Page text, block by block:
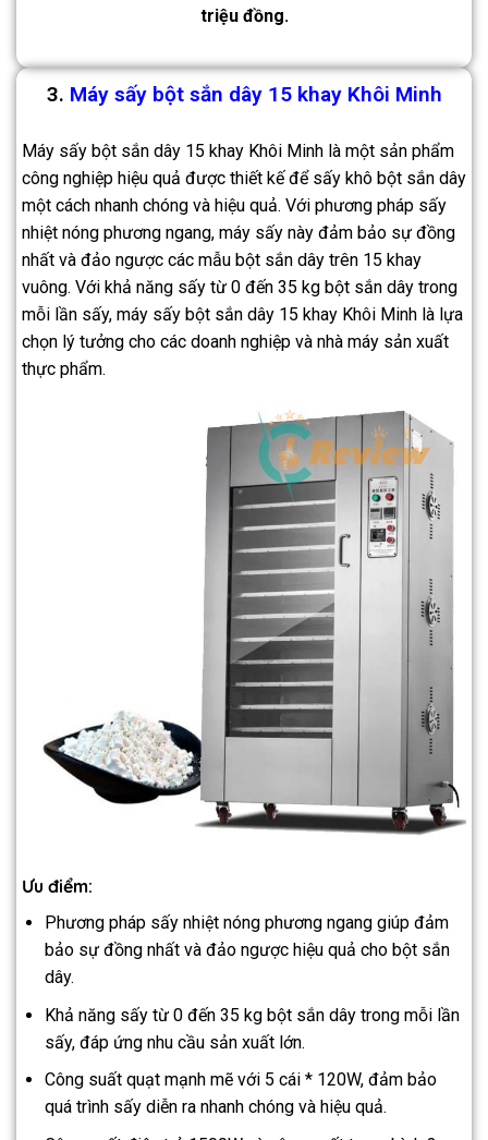
triệu đồng.
3. Máy sấy bột sắn dây 15 khay Khôi Minh
Máy sấy bột sắn dây 15 khay Khôi Minh là một sản phẩm
công nghiệp hiệu quả được thiết kế để sấy khô bột sắn dây
một cách nhanh chóng và hiệu quả. Với phương pháp sấy
nhiệt nóng phương ngang, máy sấy này đảm bảo sự đồng
nhất và đảo ngược các mẫu bột sắn dây trên 15 khay
vuông. Với khả năng sấy từ 0 đến 35 kg bột sắn dây trong
mỗi lần sấy, máy sấy bột sắn dây 15 khay Khôi Minh là lựa
chọn lý tưởng cho các doanh nghiệp và nhà máy sản xuất
thực phẩm.
Ưu điểm:
Phương pháp sấy nhiệt nóng phương ngang giúp đảm
bảo sự đồng nhất và đảo ngược hiệu quả cho bột sắn
dây.
Khả năng sấy từ 0 đến 35 kg bột sắn dây trong mỗi lần
sấy, đáp ứng nhu cầu sản xuất lớn.
Công suất quạt mạnh mẽ với 5 cái * 120W, đảm bảo
quá trình sấy diễn ra nhanh chóng và hiệu quả.